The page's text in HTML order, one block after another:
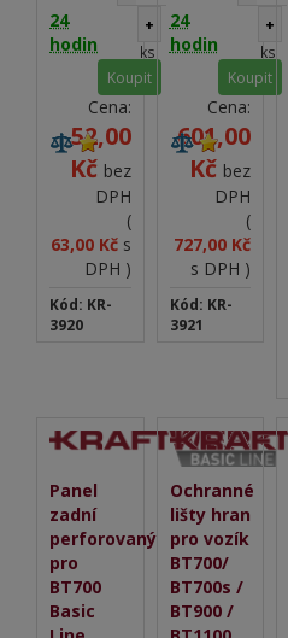
24
hodin
+
ks
Koupit
Cena:
52,00
Kč bez
DPH
(
63,00 Kč s
DPH )
Kód: KR-
3920
vozíky
HIGHTECH
24
hodin
+
ks
Koupit
Cena:
601,00
Kč bez
DPH
(
727,00 Kč
s DPH )
Kód: KR-
3921
Panel
zadní
perforovaný
pro
BT700
Basic
Ochranné
lišty hran
pro vozík
BT700/
BT700s /
BT900 /